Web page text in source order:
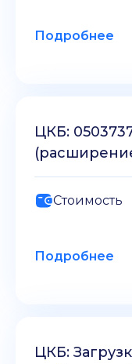
Подробнее
ЦКБ:
Стоимость
Подробнее
ЦКБ: